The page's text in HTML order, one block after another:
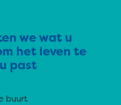
we wat u
het leven te
past
buurt